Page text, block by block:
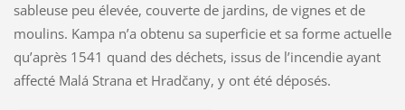
sableuse peu élevée, couverte de jardins, de vignes et de
moulins. Kampa n’a obtenu sa superficie et sa forme actuelle
qu’après 1541 quand des déchets, issus de l’incendie ayant
affecté Malá Strana et Hradčany, y ont été déposés.